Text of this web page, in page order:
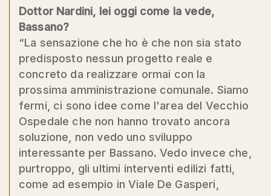
Dottor Nardini, lei oggi come la vede,
Bassano?
“La sensazione che ho è che non sia stato
predisposto nessun progetto reale e
concreto da realizzare ormai con la
prossima amministrazione comunale. Siamo
fermi, ci sono idee come l'area del Vecchio
Ospedale che non hanno trovato ancora
soluzione, non vedo uno sviluppo
interessante per Bassano. Vedo invece che,
purtroppo, gli ultimi interventi edilizi fatti,
come ad esempio in Viale De Gasperi,